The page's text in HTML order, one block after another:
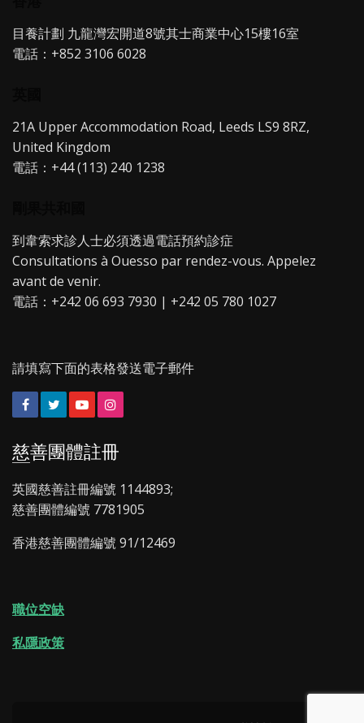
目養計劃 九龍灣宏開道8號其士商業中心15樓16室
電話：+852 3106 6028
21A Upper Accommodation Road, Leeds LS9 8RZ,
United Kingdom
電話：+44 (113) 240 1238
到韋索求診人士必須透過電話預約診症
Consultations à Ouesso par rendez-vous. Appelez
avant de venir.
電話：+242 06 693 7930 | +242 05 780 1027
請填寫下面的表格發送電子郵件
FacebookTwitterYouTube
慈善團體註冊
英國慈善註冊編號 1144893;
慈善團體編號 7781905
香港慈善團體編號 91/12469
職位空缺
私隱政策